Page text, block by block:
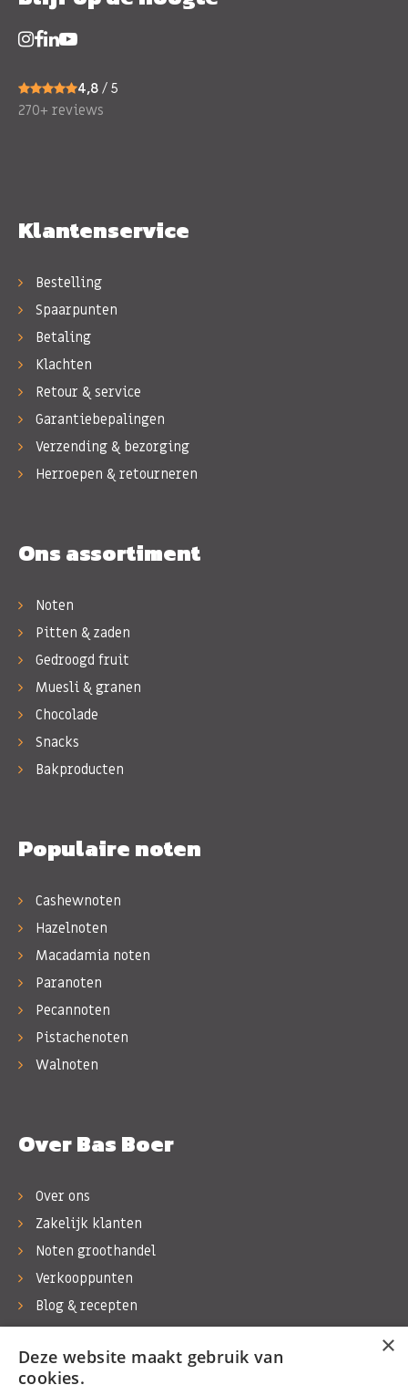
4,8 / 5
270+ reviews
Klantenservice
Bestelling
Spaarpunten
Betaling
Klachten
Retour & service
Garantiebepalingen
Verzending & bezorging
Herroepen & retourneren
Ons assortiment
Noten
Pitten & zaden
Gedroogd fruit
Muesli & granen
Chocolade
Snacks
Bakproducten
Populaire noten
Cashewnoten
Hazelnoten
Macadamia noten
Paranoten
Pecannoten
Pistachenoten
Walnoten
Over Bas Boer
Over ons
Zakelijk klanten
Noten groothandel
Verkooppunten
Blog & recepten
Werken bij Bas Boer Noten
Contact
×
Deze website maakt gebruik van
cookies.